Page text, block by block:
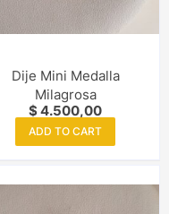
Dije Mini Medalla
Milagrosa
$4.500,00
ADD TO CART